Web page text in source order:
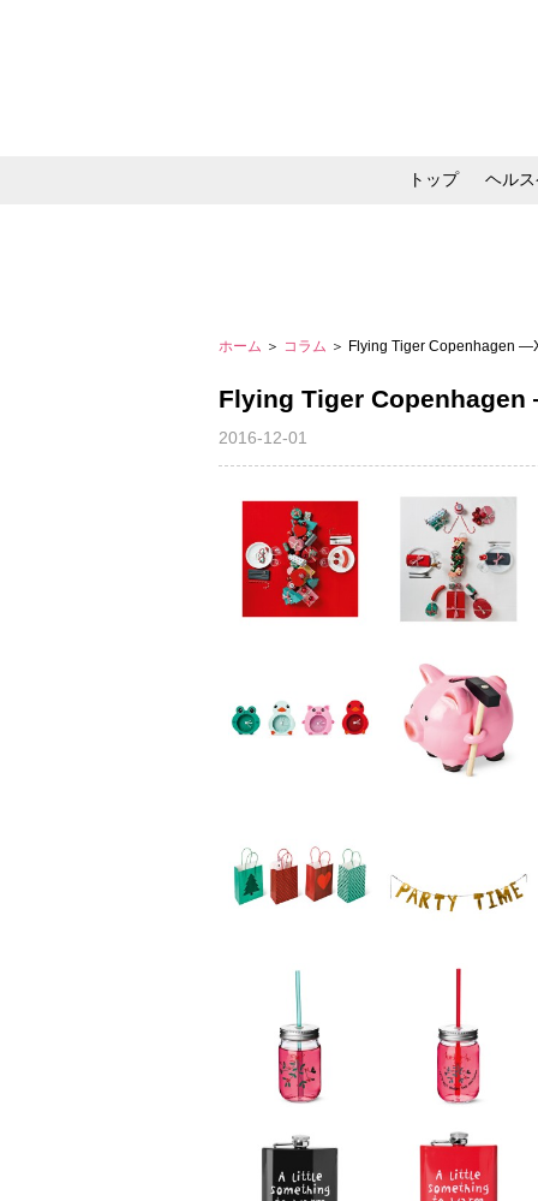
トップ ヘル
ホーム ＞ コラム ＞ Flying Tiger Copenhagen
Flying Tiger
2016-12-01